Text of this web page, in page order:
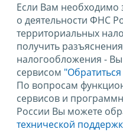
Если Вам необходимо
о деятельности ФНС
территориальных
получить
налогообложения -
сервисом
По вопросам
сервисов и
России Вы можете
технической